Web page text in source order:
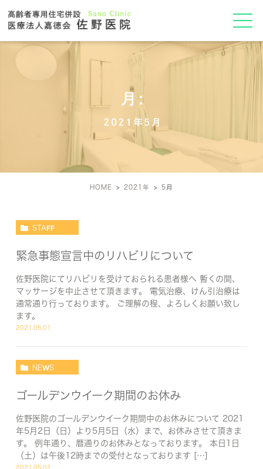
月:
2021年5月
HOME 2021年 5 月
STAFF
緊急事態宣言中のリハビリについて
佐野医院にてリハビリを受けておられる患者様へ 暫くの間、
マッサージを中止させて頂きます。 電気治療、けん引治療は
通常通り行っております。 ご理解の程、よろしくお願い致し
ます。
2021.05.01
NEWS
ゴールデンウイーク期間のお休み
佐野医院のゴールデンウイーク期間中のお休みについて 2021
年5月2日（日）より5月5日（水）まで、お休みさせて頂きま
す。 例年通り、暦通りのお休みとなっております。 本日1日
（土）は午後12時までの受付となっております […]
2021.05.01